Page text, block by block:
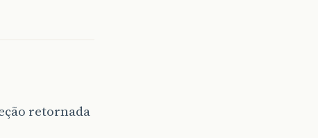
retornada